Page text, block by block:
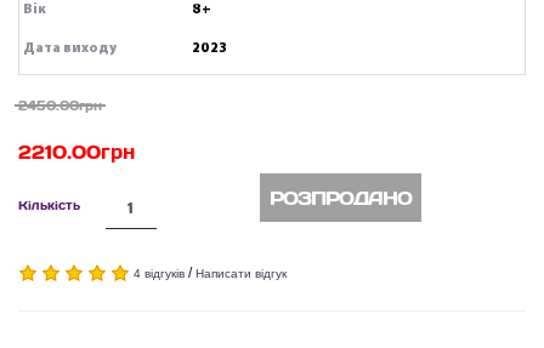
Вік 8+
Дата виходу 2023
2450.00грн
2210.00грн
Кількість РОЗПРОДАНО
4 відгуків /Написати відгук